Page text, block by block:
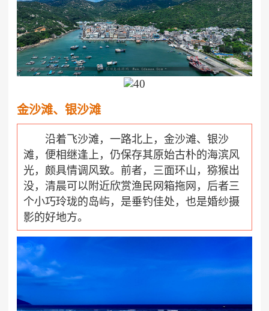
金沙滩、银沙滩
沿着飞沙滩，一路北上，金沙滩、银沙
滩，便相继逢上，仍保存其原始古朴的海滨风
光，颇具情调风致。前者，三面环山，猕猴出
没，清晨可以附近欣赏渔民网箱拖网，后者三
个小巧玲珑的岛屿，是垂钓佳处，也是婚纱摄
影的好地方。